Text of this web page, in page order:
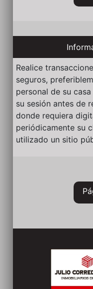
Realice
seguros,
personal de su
su sesión antes de
donde requiera
periódicamente su
utilizado un sitio